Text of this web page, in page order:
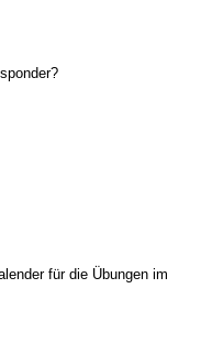
für die Übungen im